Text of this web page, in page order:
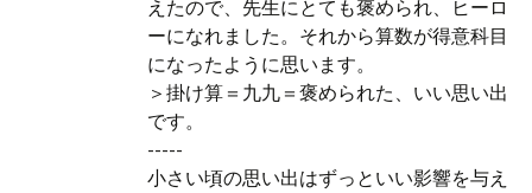
えたので、先生にとても褒められ、ヒーロ
ーになれました。それから算数が得意科目
になったように思います。
＞掛け算＝九九＝褒められた、いい思い出
です。
-----
小さい頃の思い出はずっといい影響を与え